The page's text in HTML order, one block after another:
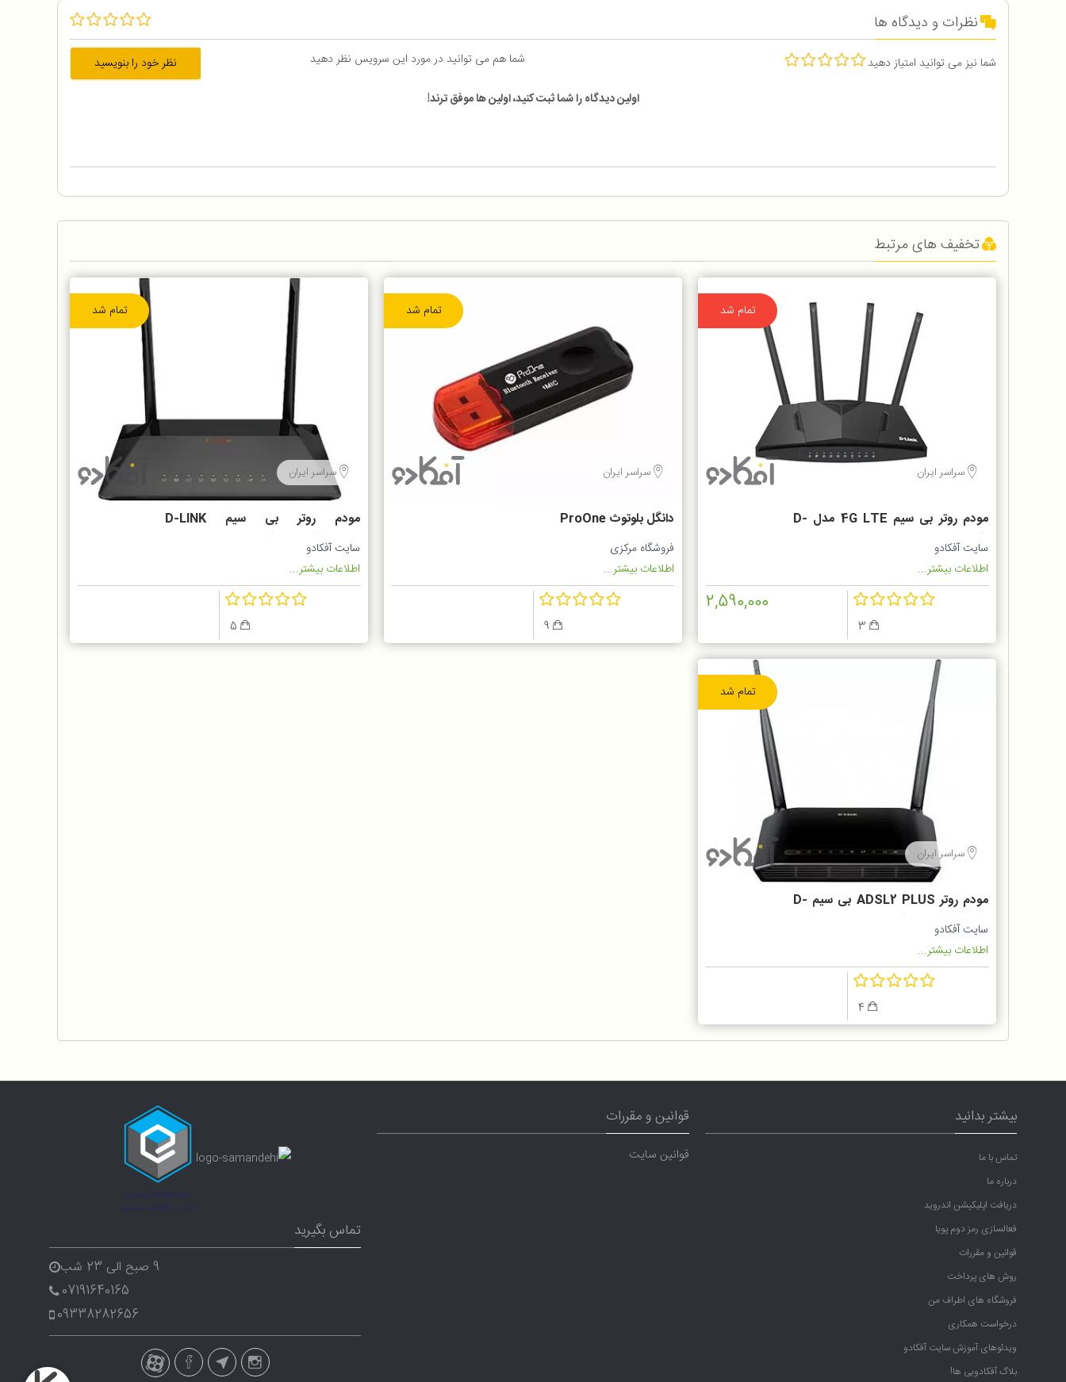
نظرات و دیدگاه ها
شما نیز می توانید امتیاز دهید شما هم می توانید در مورد این سرویس نظر دهید
نظر خود را بنویسید
اولین دیدگاه را شما ثبت کنید، اولین ها موفق ترند!
تخفیف های مرتبط
تمام شد
سراسر ایران
مودم روتر بی سیم 4G LTE مدل D-
LINK DWR-M921
سایت آفکادو
اطلاعات بیشتر...
2,590,000
تمام شد
سراسر ایران
دانگل بلوتوث ProOne
فروشگاه مرکزی
اطلاعات بیشتر...
تمام شد
سراسر ایران
مودم روتر بی سیم D-LINK
224
سایت آفکادو
اطلاعات بیشتر...
تمام شد
سراسر ایران
مودم روتر ADSL2 PLUS بی سیم D-
Link مدل DSL-2740U
سایت آفکادو
اطلاعات بیشتر...
بیشتر بدانید
تماس با ما
درباره ما
دریافت اپلیکیشن اندروید
فعالسازی رمز دوم پویا
قوانین و مقررات
روش های پرداخت
فروشگاه های اطراف من
درخواست همکاری
ویدئوهای آموزش سایت آفکادو
بلاگ آفکادویی ها!
قوانین و مقررات
قوانین سایت
تماس بگیرید
9 صبح الی 23 شب
07191640165
09338282656